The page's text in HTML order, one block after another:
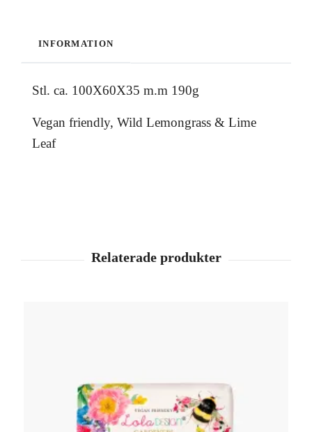
INFORMATION
Stl. ca. 100X60X35 m.m 190g
Vegan friendly, Wild Lemongrass & Lime
Leaf